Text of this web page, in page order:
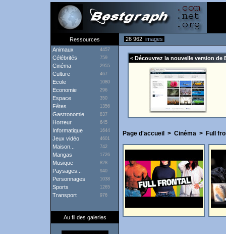
Ressources 26 962 images
Animaux
4457
Célébrités 759
Cinéma 2955
Culture 467
Ecole 1080
Economie 296
Espace 350
Fêtes 1356
Gastronomie 837
Horreur 645
Informatique 1644
Jeux vidéo 4601
Maison... 742
Mangas 1726
Musique 828
Paysages... 940
Personnages 1038
Sports 1265
Transport 976
Au fil des galeries
< Découvrez la nouvelle version de
Page d'accueil > Cinéma > Full